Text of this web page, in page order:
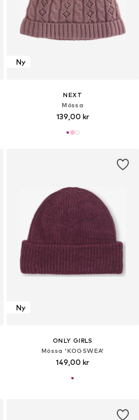
Ny
NEXT
Mössa
139,00 kr
Ny
ONLY GIRLS
Mössa 'KOGSWEA'
149,00 kr